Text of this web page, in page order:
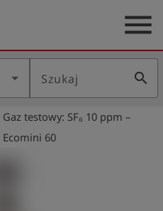
menu
Szukaj search
Gaz testowy: SF₆ 10 ppm –
Ecomini 60